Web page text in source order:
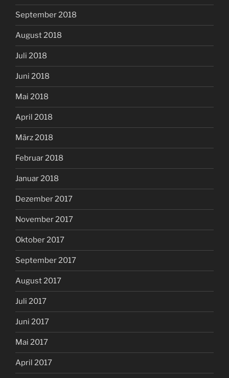
September 2018
August 2018
Juli 2018
Juni 2018
Mai 2018
April 2018
März 2018
Februar 2018
Januar 2018
Dezember 2017
November 2017
Oktober 2017
September 2017
August 2017
Juli 2017
Juni 2017
Mai 2017
April 2017